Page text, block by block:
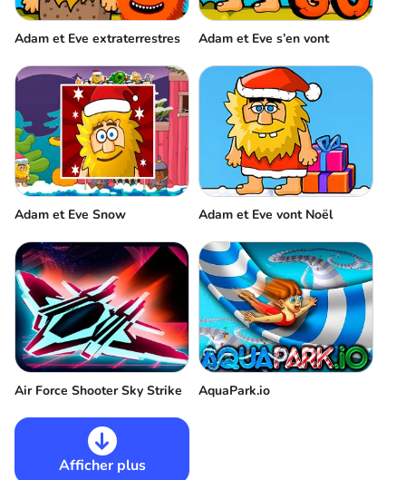
Adam et Eve extraterrestres Adam et Eve s’en vont
Adam et Eve Snow Adam et Eve vont Noël
Air Force Shooter Sky Strike AquaPark.io
Afficher plus